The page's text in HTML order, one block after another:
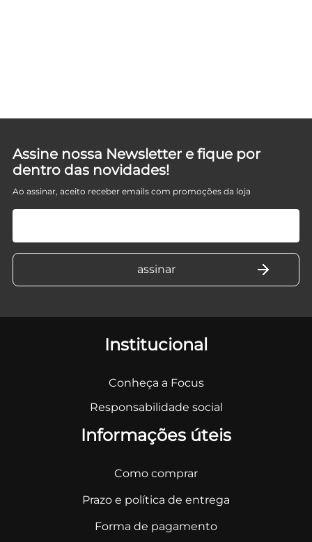
Assine nossa Newsletter e fique por
dentro das novidades!
Ao assinar, aceito receber emails com promoções da loja
Institucional
Conheça a Focus
Responsabilidade social
Informações úteis
Como comprar
Prazo e política de entrega
Forma de pagamento